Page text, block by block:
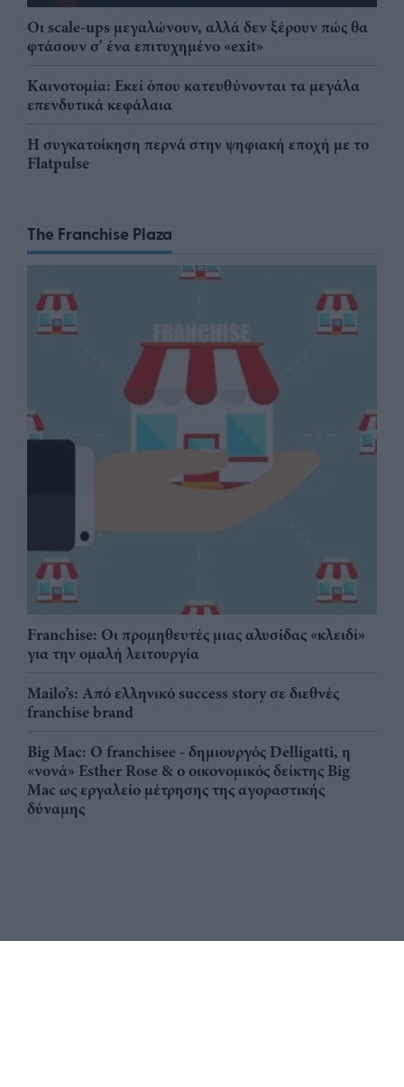
Οι scale-ups μεγαλώνουν, αλλά δεν ξέρουν πώς θα
φτάσουν σ' ένα επιτυχημένο «exit»
Καινοτομία: Εκεί όπου κατευθύνονται τα μεγάλα
επενδυτικά κεφάλαια
Η συγκατοίκηση περνά στην ψηφιακή εποχή με το
Flatpulse
The Franchise Plaza
Franchise: Οι προμηθευτές μιας αλυσίδας «κλειδί»
για την ομαλή λειτουργία
Mailo’s: Από ελληνικό success story σε διεθνές
franchise brand
Big Mac: Ο franchisee - δημιουργός Delligatti, η
«νονά» Esther Rose & ο οικονομικός δείκτης Big
Mac ως εργαλείο μέτρησης της αγοραστικής
δύναμης